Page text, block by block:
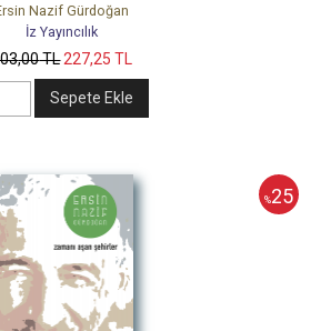
Nazif Gürdoğan
İz Yayıncılık
,00TL227,25 TL
Sepete Ekle
%25